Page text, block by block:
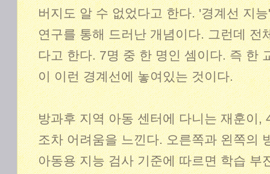
버지도 알 수 없었다고 한다. '경계선 지
연구를 통해 드러난 개념이다. 그런데 전
다고 한다. 7명 중 한 명인 셈이다. 즉 한
이 이런 경계선에 놓여있는 것이다.
방과후 지역 아동 센터에 다니는 재훈이,
조차 어려움을 느낀다. 오른쪽과 왼쪽의
아동용 지능 검사 기준에 따르면 학습 부